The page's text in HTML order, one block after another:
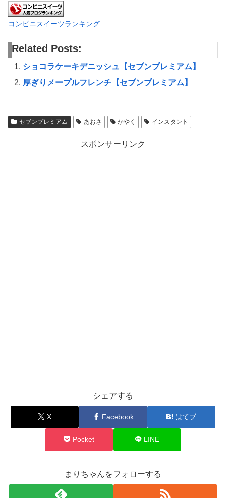
コンビニスイーツランキング
Related Posts:
ショコラケーキデニッシュ【セブンプレミアム】
厚ぎりメープルフレンチ【セブンプレミアム】
セブンプレミアム あおさ かやく インスタント
スポンサーリンク
シェアする
X Facebook はてブ
Pocket LINE
まりちゃんをフォローする